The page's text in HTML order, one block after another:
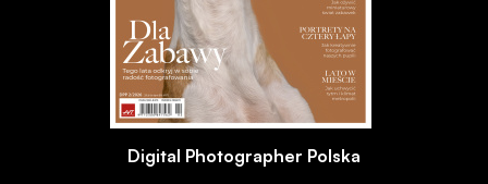
Digital Photographer Polska